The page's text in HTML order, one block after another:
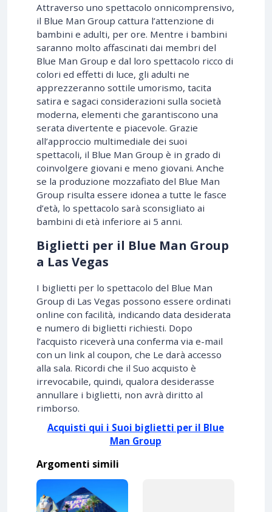
Attraverso uno spettacolo onnicomprensivo,
il Blue Man Group cattura l’attenzione di
bambini e adulti, per ore. Mentre i bambini
saranno molto affascinati dai membri del
Blue Man Group e dal loro spettacolo ricco di
colori ed effetti di luce, gli adulti ne
apprezzeranno ​​sottile umorismo, tacita
satira e sagaci considerazioni sulla società
moderna, elementi che garantiscono una
serata divertente e piacevole. Grazie
all’approccio multimediale dei suoi
spettacoli, il Blue Man Group è in grado di
coinvolgere giovani e meno giovani. Anche
se la produzione mozzafiato del Blue Man
Group risulta essere idonea a tutte le fasce
d’età, lo spettacolo sarà sconsigliato ai
bambini di età inferiore ai 5 anni.
Biglietti per il Blue Man Group
a Las Vegas
I biglietti per lo spettacolo del Blue Man
Group di Las Vegas possono essere ordinati
online con facilità, indicando data desiderata
e numero di biglietti richiesti. Dopo
l’acquisto riceverà una conferma via e-mail
con un link al coupon, che Le darà accesso
alla sala. Ricordi che il Suo acquisto è
irrevocabile, quindi, qualora desiderasse
annullare i biglietti, non avrà diritto al
rimborso.
Acquisti qui i Suoi biglietti per il Blue
Man Group
Argomenti simili